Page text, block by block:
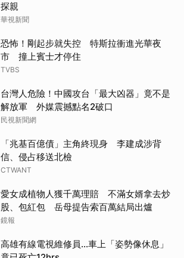
探親
華視新聞
恐怖！剛起步就失控 特斯拉衝進光華夜
市 撞上賓士才停住
TVBS
台灣人危險！中國攻台「最大凶器」竟不是
解放軍 外媒震撼點名2破口
民視新聞網
「兆基百億債」主角終現身 李建成涉背
信、侵占移送北檢
CTWANT
愛女成植物人獲千萬理賠 不滿女婿拿去炒
股、包紅包 岳母提告索百萬結局出爐
鏡報
高雄有線電視維修員…車上「姿勢像休息」